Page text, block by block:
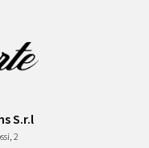
S.r.l
2